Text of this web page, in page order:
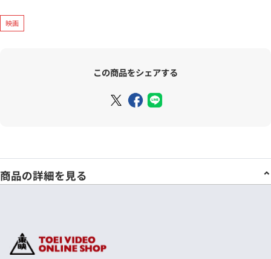
映画
この商品をシェアする
商品の詳細を見る